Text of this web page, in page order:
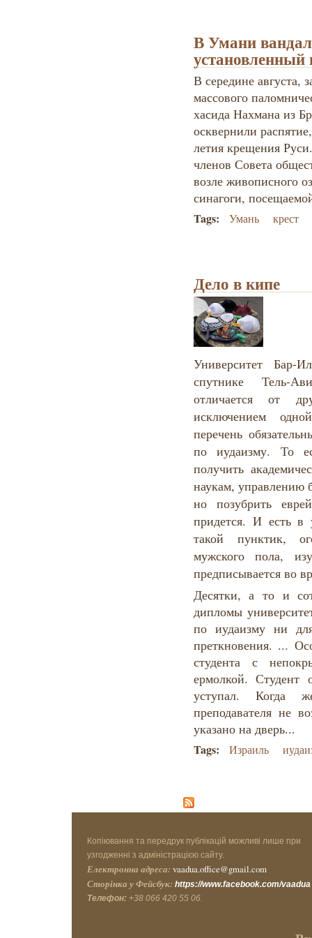
В Умани
установленный
В середине августа,
массового
хасида Нахмана из
осквернили
летия крещения
членов Совета
возле живописного
синагоги,
Tags: Умань крест
Дело в кипе
Университет Бар-
спутнике Тель-
отличается от
исключением
перечень
по иудаизму. То
получить
наукам, управлению
но позубрить
придется. И есть в
такой пунктик,
мужского пола,
предписывается во
Десятки, а то и
дипломы
по иудаизму ни
преткновения. ...
студента с
ермолкой. Студент
уступал. Когда
преподавателя не
указано на дверь...
Tags: Израиль
Копіювання та передрук публікацій можливі лише при
узгодженні з адміністрацією сайту.
Електронна адреса: vaadua.office@gmail.com
Сторінка у Фейсбук: https://www.facebook.com/vaadua
Телефон: +38 066 420 55 06.